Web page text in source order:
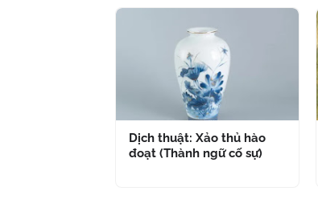
Dịch thuật: Xảo thủ hào
đoạt (Thành ngữ cố sự)